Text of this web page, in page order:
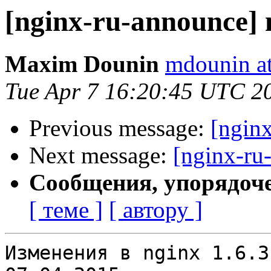
[nginx-ru-announce]
Maxim Dounin mdounin
Tue Apr 7 16:20:45 UTC
Previous message:
Next message: [nginx-
Сообщения,
[ теме ] [ автору ]
Изменения в nginx 1.6.3